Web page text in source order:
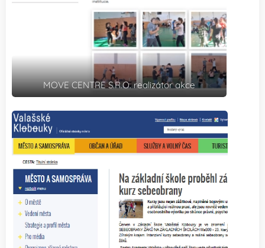
MOVE CENTRE S.R.O. realizátor akce